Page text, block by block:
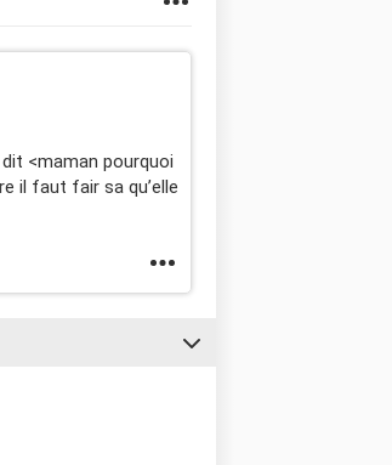
<maman pourquoi
il faut fair sa qu’elle